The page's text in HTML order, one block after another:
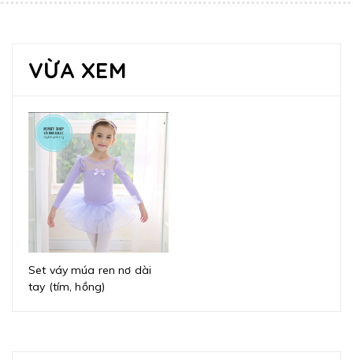
VỪA XEM
Set váy múa ren nơ dài
tay (tím, hồng)